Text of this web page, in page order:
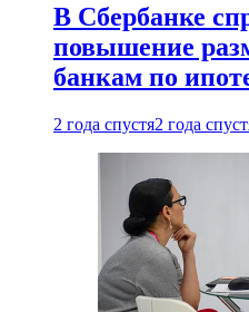
В Сбербанке
повышение
банкам по
2 года спустя2 года